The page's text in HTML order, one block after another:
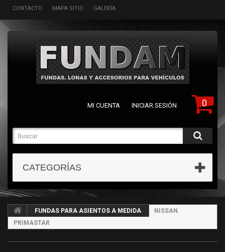
CONTACTO MAPA SITIO GALERÍA
0
MI CUENTA INICIAR SESIÓN
CATEGORÍAS
FUNDAS PARA ASIENTOS A MEDIDA
NISSAN
PRIMASTAR